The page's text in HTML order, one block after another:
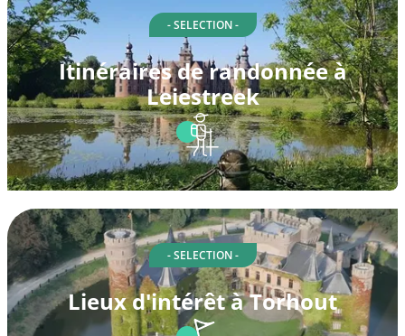
- SELECTION -
Itinéraires de randonnée à
Leiestreek
- SELECTION -
Lieux d'intérêt à Torhout